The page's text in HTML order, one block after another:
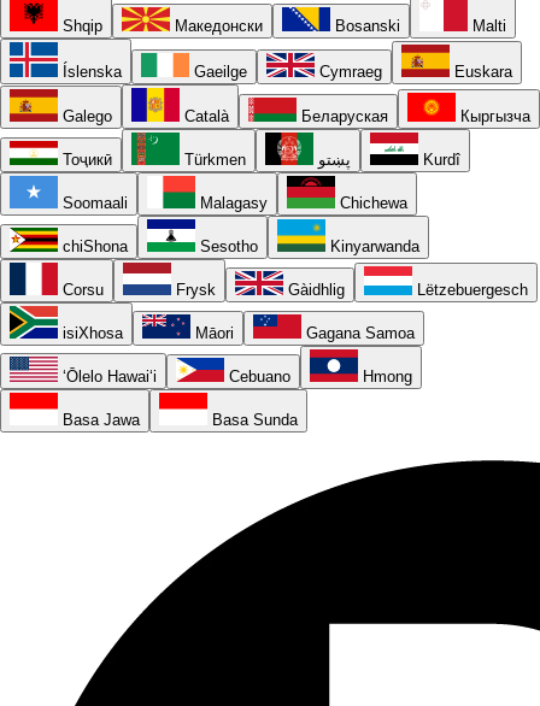
Shqip Македонски Bosanski Malti
Íslenska Gaeilge Cymraeg Euskara
Galego Català Беларуская Кыргызча
Тоҷикӣ Türkmen پښتو Kurdî
Soomaali Malagasy Chichewa
chiShona Sesotho Kinyarwanda
Corsu Frysk Gàidhlig Lëtzebuergesch
isiXhosa Māori Gagana Samoa
ʻŌlelo Hawaiʻi Cebuano Hmong
Basa Jawa Basa Sunda